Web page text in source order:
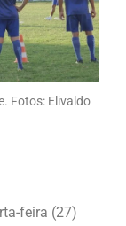
Fotos: Elivaldo
feira (27)